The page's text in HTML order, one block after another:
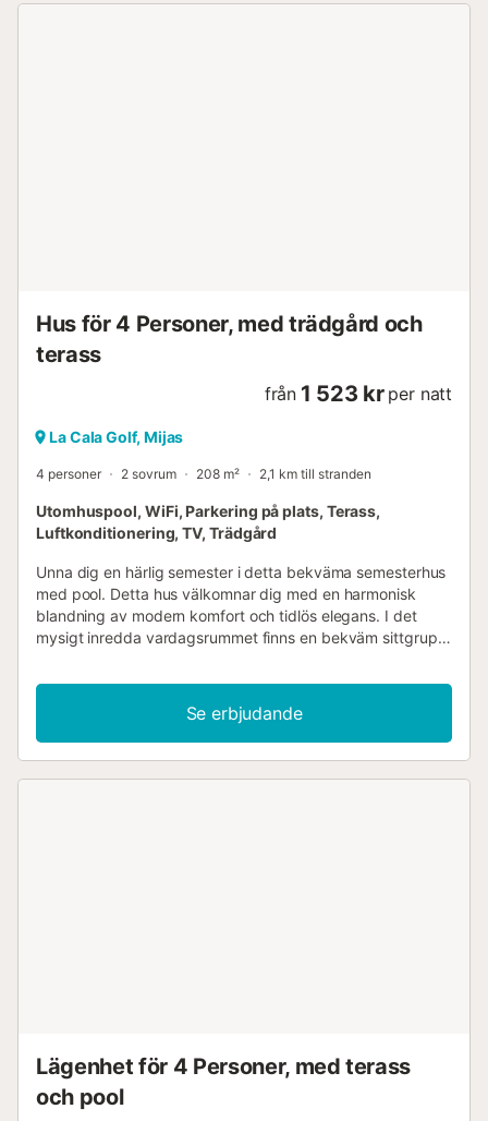
Hus för 4 Personer, med trädgård och
terass
från 1 523 kr per natt
La Cala Golf, Mijas
4 personer 2 sovrum 208 m² 2,1 km till stranden
Utomhuspool, WiFi, Parkering på plats, Terass,
Luftkonditionering, TV, Trädgård
Unna dig en härlig semester i detta bekväma semesterhus
med pool. Detta hus välkomnar dig med en harmonisk
blandning av modern komfort och tidlös elegans. I det
mysigt inredda vardagsrummet finns en bekväm sittgrupp
dricka kaffe tillsammans. Titta på den senaste serien eller
lyssna på en intressant podcast innan ni provar regionala
recept tillsammans i köket. Dyk ner i den gemensamma
poolen, simma några varv eller ta ett uppfriskande dopp.
Se erbjudande
Lägenhet för 4 Personer, med terass
och pool